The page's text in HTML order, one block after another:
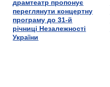
драмтеатр пропонує
переглянути концертну
програму до 31-й
річниці Незалежності
України